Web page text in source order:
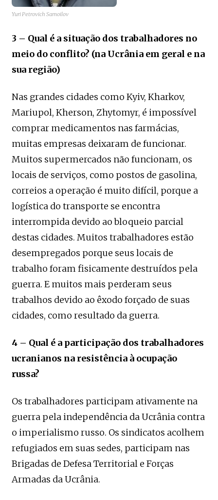
Yuri Petrovich Samoilov
3 – Qual é a situação dos trabalhadores no
meio do conflito? (na Ucrânia em geral e na
sua região)
Nas grandes cidades como Kyiv, Kharkov,
Mariupol, Kherson, Zhytomyr, é impossível
comprar medicamentos nas farmácias,
muitas empresas deixaram de funcionar.
Muitos supermercados não funcionam, os
locais de serviços, como postos de gasolina,
correios a operação é muito difícil, porque a
logística do transporte se encontra
interrompida devido ao bloqueio parcial
destas cidades. Muitos trabalhadores estão
desempregados porque seus locais de
trabalho foram fisicamente destruídos pela
guerra. E muitos mais perderam seus
trabalhos devido ao êxodo forçado de suas
cidades, como resultado da guerra.
4 – Qual é a participação dos trabalhadores
ucranianos na resistência à ocupação
russa?
Os trabalhadores participam ativamente na
guerra pela independência da Ucrânia contra
o imperialismo russo. Os sindicatos acolhem
refugiados em suas sedes, participam nas
Brigadas de Defesa Territorial e Forças
Armadas da Ucrânia.